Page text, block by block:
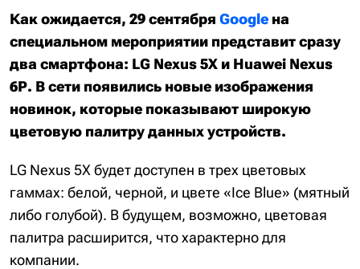
Как ожидается, 29 сентября Google на
специальном мероприятии представит сразу
два смартфона: LG Nexus 5X и Huawei Nexus
6P. В сети появились новые изображения
новинок, которые показывают широкую
цветовую палитру данных устройств.
LG Nexus 5X будет доступен в трех цветовых
гаммах: белой, черной, и цвете «Ice Blue» (мятный
либо голубой). В будущем, возможно, цветовая
палитра расширится, что характерно для
компании.